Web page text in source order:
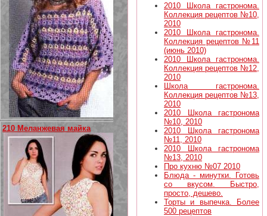
210 Меланжевая майка
2010 Школа гастронома.
Коллекция рецептов №10,
2010
2010 Школа гастронома.
Коллекция рецептов №11
(июнь 2010)
2010 Школа гастронома.
Коллекция рецептов №12,
2010
Школа гастронома.
Коллекция рецептов №13,
2010
2010 Школа гастронома
№10, 2010
2010 Школа гастронома
№11, 2010
2010 Школа гастронома
№13, 2010
Про кухню №07 2010
Блюда - минутки. Готовь
со вкусом. Быстро,
просто, дешево.
Торты и выпечка. Более
500 рецептов